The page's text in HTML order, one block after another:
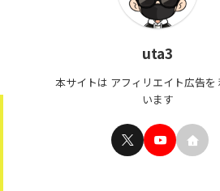
uta3
本サイトは アフィリエイト広告を
います